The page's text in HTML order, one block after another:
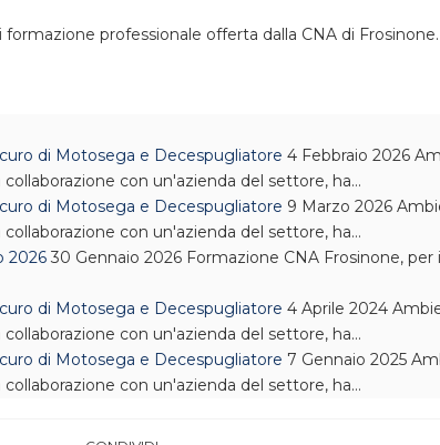
professionale offerta dalla CNA di Frosinone.
di Motosega e Decespugliatore 4 Febbraio 2026
collaborazione con un'azienda del settore, ha…
di Motosega e Decespugliatore 9 Marzo 2026
collaborazione con un'azienda del settore, ha…
202630 Gennaio 2026 Formazione CNA Frosinone, per
di Motosega e Decespugliatore 4 Aprile 2024
collaborazione con un'azienda del settore, ha…
di Motosega e Decespugliatore 7 Gennaio 2025
collaborazione con un'azienda del settore, ha…